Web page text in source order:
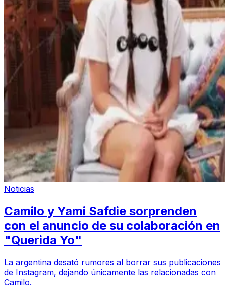
Noticias
Camilo y Yami Safdie sorprenden
con el anuncio de su colaboración en
"Querida Yo"
La argentina desató rumores al borrar sus publicaciones
de Instagram, dejando únicamente las relacionadas con
Camilo.